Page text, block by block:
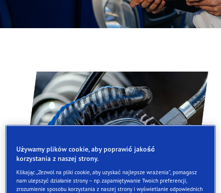
Używamy plików cookie, aby poprawić jakość
korzystania z naszej strony.
Klikając „Zezwól na pliki cookie, aby uzyskać najlepsze wrażenia”, pomagasz
nam ulepszyć działanie strony – np. zapamiętywanie Twoich preferencji,
zrozumienie sposobu korzystania z naszej strony i wyświetlanie odpowiednich